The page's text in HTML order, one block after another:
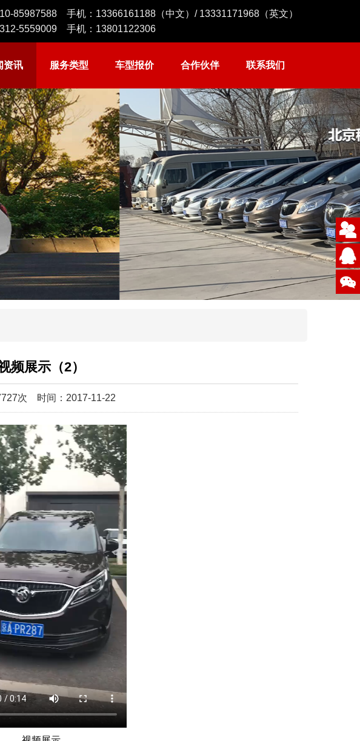
85987588 手机： 13366161188 （中文）/ 13331171968 （英文）
5559009 手机： 13801122306
资讯 服务类型 车型报价 合作伙伴 联系我们
频展示（2）
次 时间：2017-11-22